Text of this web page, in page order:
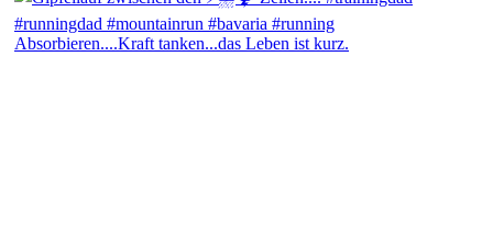
Absorbieren....Kraft tanken...das Leben ist kurz.